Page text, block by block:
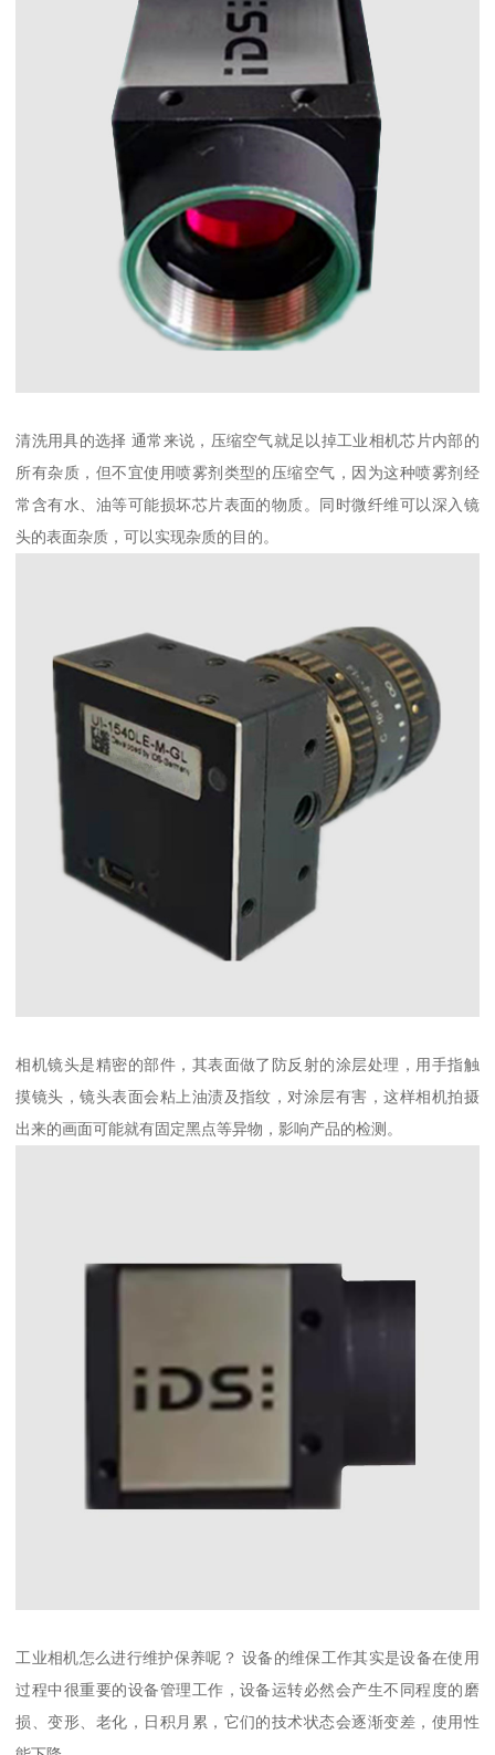
清洗用具的选择 通常来说，压缩空气就足以掉工业相机芯片内部的
所有杂质，但不宜使用喷雾剂类型的压缩空气，因为这种喷雾剂经
常含有水、油等可能损坏芯片表面的物质。同时微纤维可以深入镜
头的表面杂质，可以实现杂质的目的。
相机镜头是精密的部件，其表面做了防反射的涂层处理，用手指触
摸镜头，镜头表面会粘上油渍及指纹，对涂层有害，这样相机拍摄
出来的画面可能就有固定黑点等异物，影响产品的检测。
工业相机怎么进行维护保养呢？ 设备的维保工作其实是设备在使用
过程中很重要的设备管理工作，设备运转必然会产生不同程度的磨
损、变形、老化，日积月累，它们的技术状态会逐渐变差，使用性